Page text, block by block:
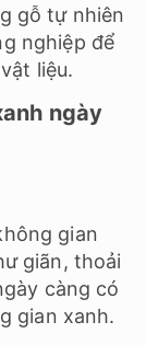
gỗ tự nhiên
nghiệp để
liệu.
ngày
gian
giãn, thoải
càng có
gian xanh.